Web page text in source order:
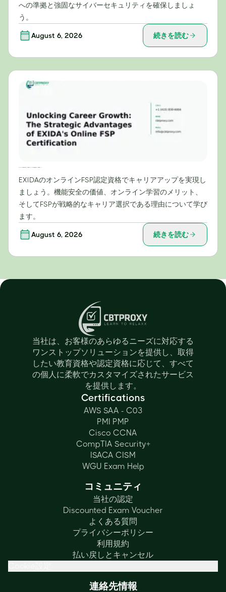
への準拠と強固なサイバーセキュリティを確保しましょ
う。
August 6, 2026 続きを読む
EXIDAのオンラインFSP認定資格でキャリアアップを実現し
ましょう。機能安全の価値、オンライン学習のメリット、
そしてFSPが戦略的なキャリア選択である理由について学び
ます。
August 6, 2026 続きを読む
当社は、お客様のあらゆるニーズに対応する
ワンストップソリューションを提供し、取得
したい教育資格や認定資格に応じて、すべて
の個人に柔軟でカスタマイズされたサービス
を提供します。
Certifications
AWS SAA - C03
PMI PMP
Cisco CCNA
CompTIA Security+
ISACA CISM
WGU Exam Help
コミュニティ
当社の認定
Discounted Exam Voucher
よくある質問
プライバシーポリシー
利用規約
払い戻しとキャンセル
連絡先情報